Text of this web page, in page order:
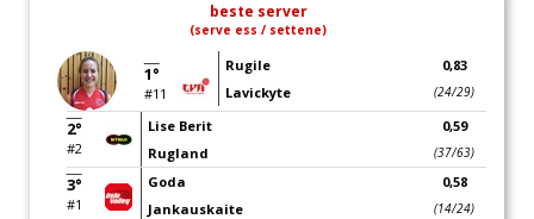
beste server
(serve ess / settene)
1°
#11
Rugile
Lavickyte
0,83
(24/29)
2°
#2
Lise Berit
Rugland
0,59
(37/63)
3°
#1
Goda
Jankauskaite
0,58
(14/24)